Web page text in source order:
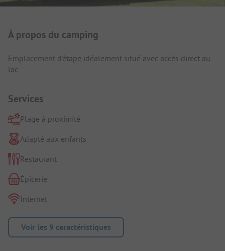
Présentation du camping
À propos du camping
Emplacement d'étape idéalement situé avec accès direct au
lac.
Services
Plage à proximité
Adapté aux enfants
Restaurant
Épicerie
Internet
Voir les 9 caractéristiques